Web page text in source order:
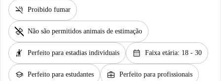
smoke_free Proibido fumar
pet_supplies Não são permitidos animais de estimação
hail Perfeito para estadias individuais calendar_month Faixa etária: 18 - 30
school Perfeito para estudantes business_center Perfeito para profissionais